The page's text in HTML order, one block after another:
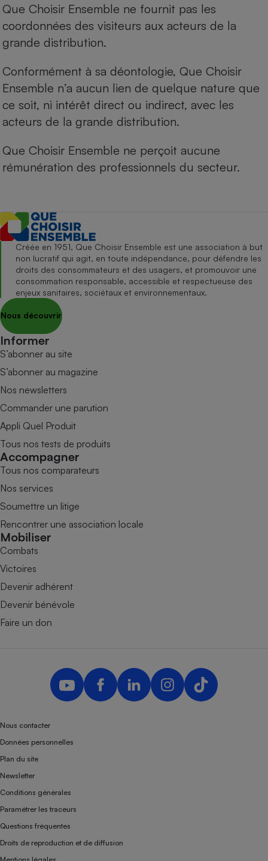
Que Choisir Ensemble ne fournit pas les
coordonnées des visiteurs aux acteurs de la
grande distribution.
Conformément à sa déontologie, Que Choisir
Ensemble n’a aucun lien de quelque nature que
ce soit, ni intérêt direct ou indirect, avec les
acteurs de la grande distribution.
Que Choisir Ensemble ne perçoit aucune
rémunération des professionnels du secteur.
Créée en 1951, Que Choisir Ensemble est une association à but
non lucratif qui agit, en toute indépendance, pour défendre les
droits des consommateurs et des usagers, et promouvoir une
consommation responsable, accessible et respectueuse des
enjeux sanitaires, sociétaux et environnementaux.
Nous découvrir
Informer
S’abonner au site
S’abonner au magazine
Nos newsletters
Commander une parution
Appli Quel Produit
Tous nos tests de produits
Accompagner
Tous nos comparateurs
Nos services
Soumettre un litige
Rencontrer une association locale
Mobiliser
Combats
Victoires
Devenir adhérent
Devenir bénévole
Faire un don
Nous contacter
Données personnelles
Plan du site
Newsletter
Conditions générales
Paramétrer les traceurs
Questions fréquentes
Droits de reproduction et de diffusion